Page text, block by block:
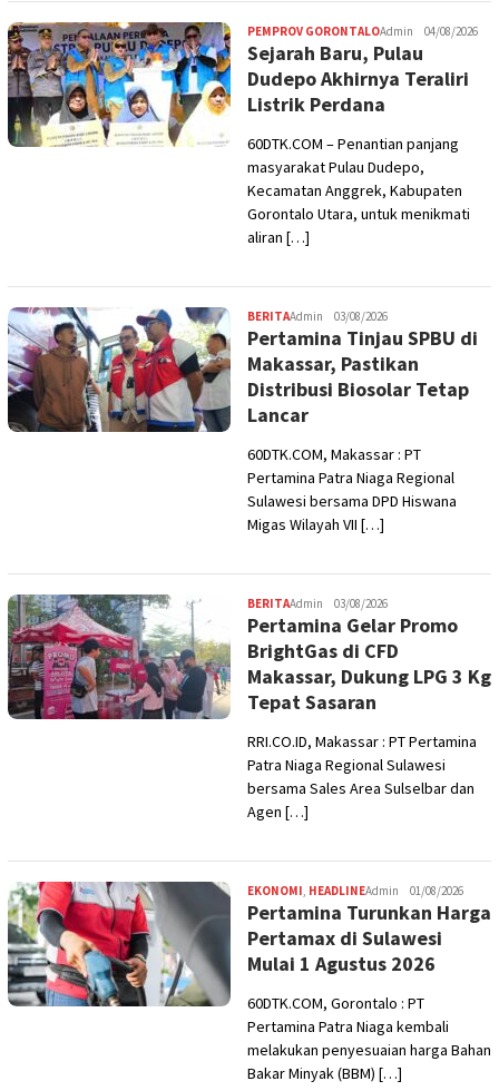
PEMPROV GORONTALOAdmin 04/08/2026
Sejarah Baru, Pulau
Dudepo Akhirnya Teraliri
Listrik Perdana
60DTK.COM – Penantian panjang
masyarakat Pulau Dudepo,
Kecamatan Anggrek, Kabupaten
Gorontalo Utara, untuk menikmati
aliran […]
BERITAAdmin 03/08/2026
Pertamina Tinjau SPBU di
Makassar, Pastikan
Distribusi Biosolar Tetap
Lancar
60DTK.COM, Makassar : PT
Pertamina Patra Niaga Regional
Sulawesi bersama DPD Hiswana
Migas Wilayah VII […]
BERITAAdmin 03/08/2026
Pertamina Gelar Promo
BrightGas di CFD
Makassar, Dukung LPG 3 Kg
Tepat Sasaran
RRI.CO.ID, Makassar : PT Pertamina
Patra Niaga Regional Sulawesi
bersama Sales Area Sulselbar dan
Agen […]
EKONOMI, HEADLINEAdmin 01/08/2026
Pertamina Turunkan Harga
Pertamax di Sulawesi
Mulai 1 Agustus 2026
60DTK.COM, Gorontalo : PT
Pertamina Patra Niaga kembali
melakukan penyesuaian harga Bahan
Bakar Minyak (BBM) […]